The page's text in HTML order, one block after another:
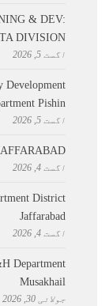
& DEV:
DIVISION
اگست 5, 2026
Development
Pishin
اگست 5, 2026
اگست 4, 2026
District
Jaffarabad
اگست 4, 2026
Department
Musakhail
جولائی 30, 2026